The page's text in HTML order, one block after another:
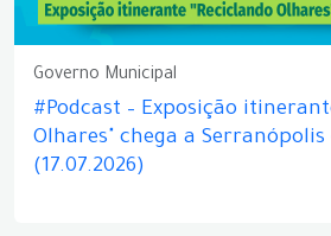
Governo Municipal
#Podcast – Exposição
Olhares" chega a Serranópolis
(17.07.2026)